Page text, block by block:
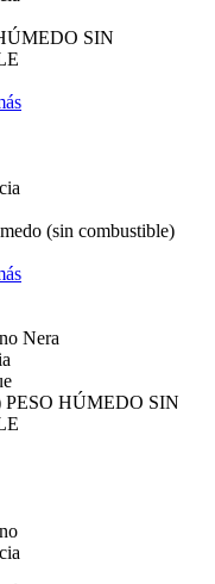
SIN
(sin combustible)
Nera
PESO HÚMEDO SIN